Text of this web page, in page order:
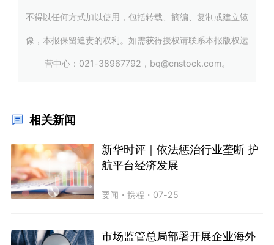
不得以任何方式加以使用，包括转载、摘编、复制或建立镜
像，本报保留追责的权利。如需获得授权请联系本报版权运
营中心：021-38967792，bq@cnstock.com。
相关新闻
新华时评｜依法惩治行业垄断 护
航平台经济发展
要闻 ・携程 ・ 07-25
市场监管总局部署开展企业海外